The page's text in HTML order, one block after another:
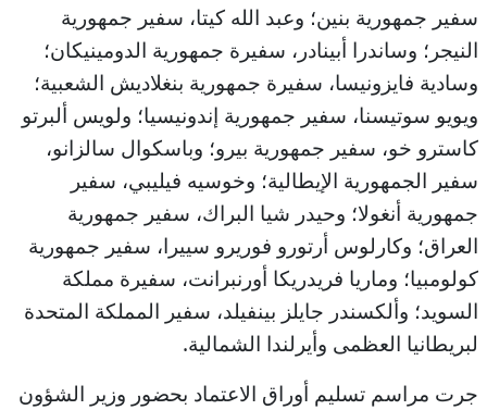
سفير جمهورية بنين؛ وعبد الله كيتا، سفير جمهورية
النيجر؛ وساندرا أبينادر، سفيرة جمهورية الدومينيكان؛
وسادية فايزونيسا، سفيرة جمهورية بنغلاديش الشعبية؛
ويويو سوتيسنا، سفير جمهورية إندونيسيا؛ ولويس ألبرتو
كاسترو خو، سفير جمهورية بيرو؛ وباسكوال سالزانو،
سفير الجمهورية الإيطالية؛ وخوسيه فيليبي، سفير
جمهورية أنغولا؛ وحيدر شيا البراك، سفير جمهورية
العراق؛ وكارلوس أرتورو فوريرو سييرا، سفير جمهورية
كولومبيا؛ وماريا فريدريكا أورنبرانت، سفيرة مملكة
السويد؛ وألكسندر جايلز بينفيلد، سفير المملكة المتحدة
لبريطانيا العظمى وأيرلندا الشمالية.
جرت مراسم تسليم أوراق الاعتماد بحضور وزير الشؤون